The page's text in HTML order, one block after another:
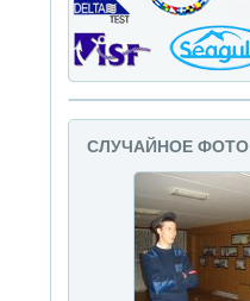
СЛУЧАЙНОЕ ФОТО